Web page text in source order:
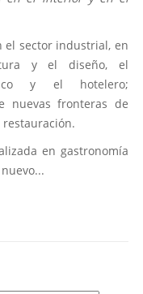
el sector industrial, en
y el diseño, el
y el hotelero;
nuevas fronteras de
en gastronomía